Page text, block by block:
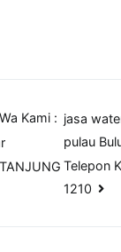
Kami : jasa
pulau
Telepon
1210